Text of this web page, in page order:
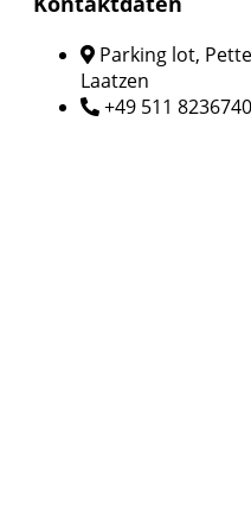
Parking lot,
Laatzen
+49 511 8236740